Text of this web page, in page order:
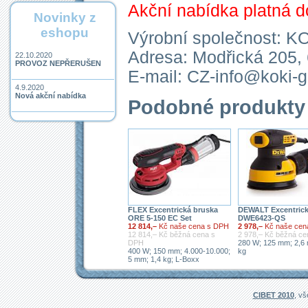
Akční nabídka platná
Výrobní společnost:
Adresa: Modřická
E-mail: CZ-info@koki-
Podobné produkty
FLEX Excentrická bruska
ORE 5-150 EC Set
12 814,– Kč naše cena s DPH
12 814,– Kč běžná cena s
DPH
400 W; 150 mm; 4.000-10.000;
5 mm; 1,4 kg; L-Boxx
DEWALT
DWE6423-QS
2 978,– Kč naše
2 978,– Kč běžná
280 W; 125 mm; 2,6
kg
Novinky z
eshopu
22.10.2020
PROVOZ NEPŘERUŠEN
4.9.2020
Nová akční nabídka
CIBET 2010,